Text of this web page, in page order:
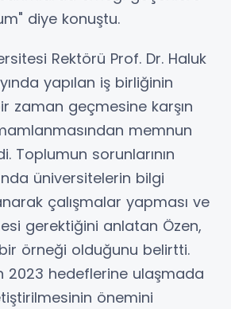
diye konuştu.
Rektörü Prof. Dr. Haluk
yapılan iş birliğinin
zaman geçmesine karşın
memnun
Toplumun sorunlarının
üniversitelerin bilgi
çalışmalar yapması ve
gerektiğini anlatan Özen,
örneği olduğunu belirtti.
2023 hedeflerine ulaşmada
önemini